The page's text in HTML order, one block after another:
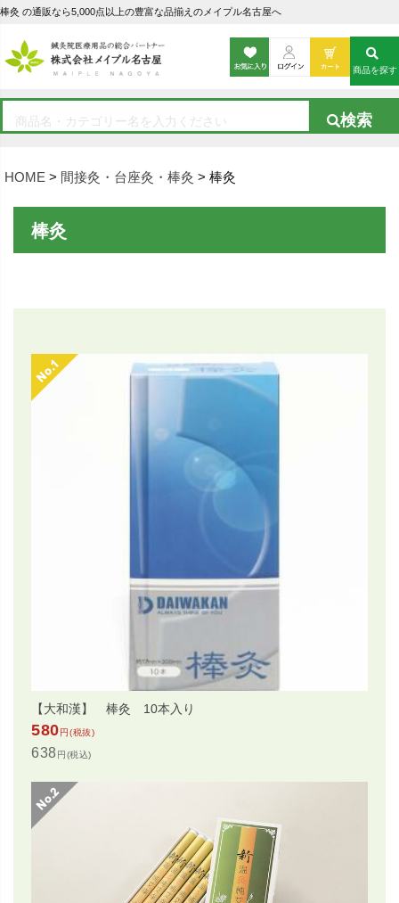
棒灸 の通販なら5,000点以上の豊富な品揃えのメイプル名古屋へ
HOME 間接灸・台座灸・棒灸 棒灸
商品を探す
棒灸
【大和漢】 棒灸 10本入り
580円(税抜)
638 円(税込)